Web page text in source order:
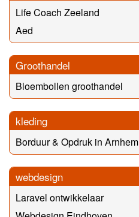
Life Coach Zeeland
Aed
Groothandel
Bloembollen groothandel
kleding
Borduur & Opdruk in Arnhem
webdesign
Laravel ontwikkelaar